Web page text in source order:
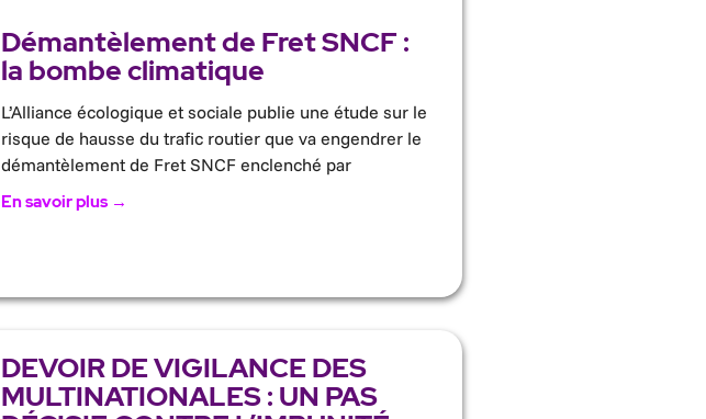
Démantèlement de Fret SNCF :
la bombe climatique
L’Alliance écologique et sociale publie une étude sur le
risque de hausse du trafic routier que va engendrer le
démantèlement de Fret SNCF enclenché par
En savoir plus →
DEVOIR DE VIGILANCE DES
MULTINATIONALES : UN PAS